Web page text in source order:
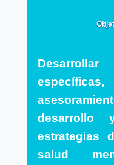
desarrollo
estrategias
salud